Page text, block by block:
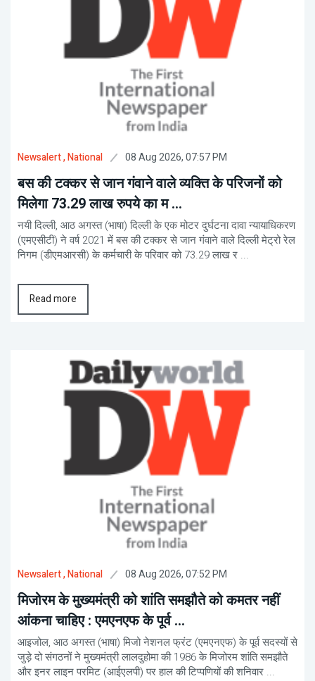
Newsalert, National 08 Aug 2026, 07:57 PM
बस की टक्कर से जान गंवाने वाले व्यक्ति के परिजनों को
मिलेगा 73.29 लाख रुपये का म ...
नयी दिल्ली, आठ अगस्त (भाषा) दिल्ली के एक मोटर दुर्घटना दावा न्यायाधिकरण
(एमएसीटी) ने वर्ष 2021 में बस की टक्कर से जान गंवाने वाले दिल्ली मेट्रो रेल
निगम (डीएमआरसी) के कर्मचारी के परिवार को 73.29 लाख र ...
Read more
Newsalert, National 08 Aug 2026, 07:52 PM
मिजोरम के मुख्यमंत्री को शांति समझौते को कमतर नहीं
आंकना चाहिए : एमएनएफ के पूर्व ...
आइजोल, आठ अगस्त (भाषा) मिजो नेशनल फ्रंट (एमएनएफ) के पूर्व सदस्यों से
जुड़े दो संगठनों ने मुख्यमंत्री लालदुहोमा की 1986 के मिजोरम शांति समझौते
और इनर लाइन परमिट (आईएलपी) पर हाल की टिप्पणियों की शनिवार ...